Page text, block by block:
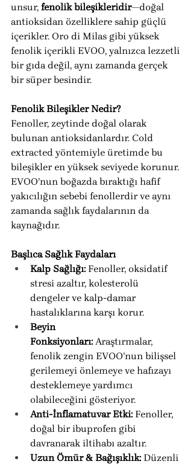
unsur, fenolik bileşikleridir—doğal
antioksidan özelliklere sahip güçlü
içerikler. Oro di Milas gibi yüksek
fenolik içerikli EVOO, yalnızca lezzetli
bir gıda değil, aynı zamanda gerçek
bir süper besindir.
Fenolik Bileşikler Nedir?
Fenoller, zeytinde doğal olarak
bulunan antioksidanlardır. Cold
extracted yöntemiyle üretimde bu
bileşikler en yüksek seviyede korunur.
EVOO’nun boğazda bıraktığı hafif
yakıcılığın sebebi fenollerdir ve aynı
zamanda sağlık faydalarının da
kaynağıdır.
Başlıca Sağlık Faydaları
Kalp Sağlığı: Fenoller, oksidatif
stresi azaltır, kolesterolü
dengeler ve kalp-damar
hastalıklarına karşı korur.
Beyin
Fonksiyonları: Araştırmalar,
fenolik zengin EVOO’nun bilişsel
gerilemeyi önlemeye ve hafızayı
desteklemeye yardımcı
olabileceğini gösteriyor.
Anti-İnflamatuvar Etki: Fenoller,
doğal bir ibuprofen gibi
davranarak iltihabı azaltır.
Uzun Ömür & Bağışıklık: Düzenli